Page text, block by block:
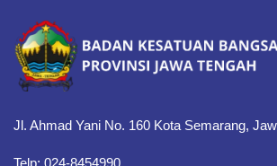
Jl. Ahmad Yani No. 160 Kota Semarang,
Telp: 024-8454990